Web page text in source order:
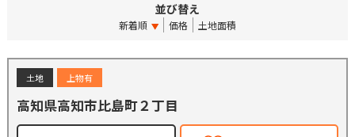
並び替え
新着順 価格 土地面積
土地 上物有
高知県高知市比島町２丁目